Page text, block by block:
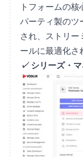
トフォームの
パーティ製のツ
され、ストリ
ールに最適化さ
✓シリーズ・